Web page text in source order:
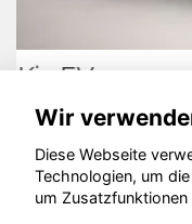
Volvo V60
©
Wir
Diese Webseite
Technologien, um
um Zusatzfunktionen